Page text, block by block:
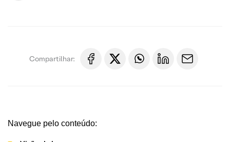
Compartilhar:
Navegue pelo conteúdo: